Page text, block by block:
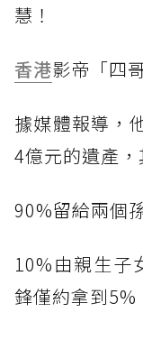
慧！
香港影帝「四
據媒體報導，
4億元的遺產，
90%留給兩個
10%由親生子
鋒僅約拿到5%